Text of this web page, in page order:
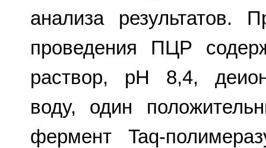
анализа результатов.
проведения ПЦР
раствор, рН 8,4,
воду, один
фермент Taq-